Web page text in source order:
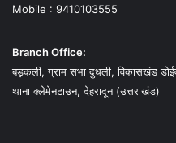
Mobile : 9410103555
Branch Office:
बड़कली, ग्राम सभा दुधली, विकासखंड
थाना क्लेमेनटाउन, देहरादून (उत्तराखंड)